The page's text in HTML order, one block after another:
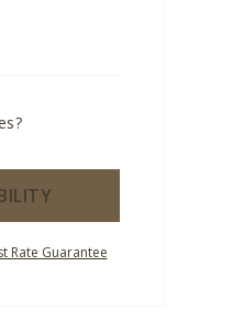
Rate Guarantee